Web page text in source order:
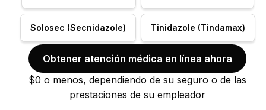
Solosec (Secnidazole) Tinidazole (Tindamax)
Obtener atención médica en línea ahora
$0 o menos, dependiendo de su seguro o de las
prestaciones de su empleador